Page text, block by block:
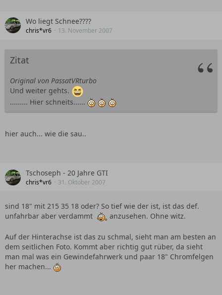
Wo liegt Schnee????
chris*vr6 13. November 2007
Zitat
Original von PassatVRturbo
Und weiter gehts.
......... Hier schneits......
hier auch... wie die sau..
Tschoseph - 20 Jahre GTI
chris*vr6 31. Oktober 2007
sind 18" mit 215 35 18 oder? So tief wie der ist, ist das def.
unfahrbar aber verdammt
anzusehen. Ohne witz.
Auf der Hinterachse ist das zu schmal, sieht man am besten an
dem seitlichen Foto. Kommt aber richtig gut rüber, da sieht
man mal was ein Gewindefahrwerk und paar 18" Chromfelgen
her machen...